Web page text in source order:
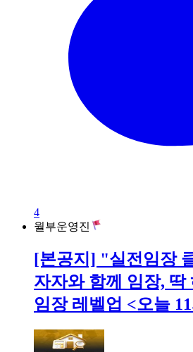
4
월부운영진
[본공지] "실전임장
자자와 함께 임장, 딱
임장 레벨업 <오늘